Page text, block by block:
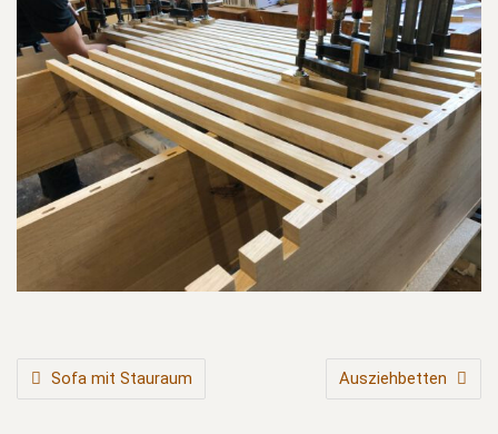
BEITRAGSNAVIGATIONSofa mit Stauraum Ausziehbetten